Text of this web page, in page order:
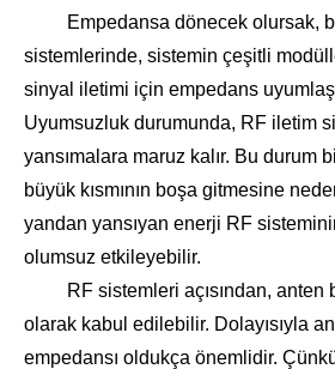
Empedansa dönecek olursak,
sistemlerinde, sistemin çeşitli
sinyal iletimi için empedans
Uyumsuzluk durumunda, RF iletim
yansımalara maruz kalır. Bu durum
büyük kısmının boşa gitmesine
yandan yansıyan enerji RF
olumsuz etkileyebilir.
RF sistemleri açısından, anten
olarak kabul edilebilir. Dolayısıyla
empedansı oldukça önemlidir.